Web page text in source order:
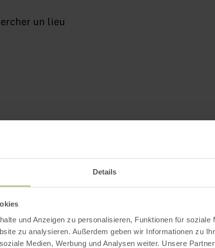
Details
und Anzeigen zu personalisieren, Funktionen für soziale
zu analysieren. Außerdem geben wir Informationen zu
Medien, Werbung und Analysen weiter. Unsere